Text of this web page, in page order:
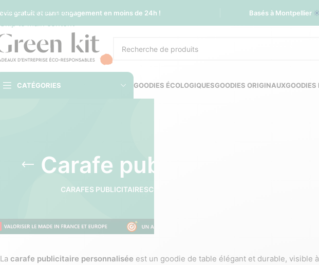
Sauter à la navigation
Skip to main content
gratuit et sans engagement en moins de 24h ! Basés à Montpellier
CATÉGORIES GOODIES ÉCOLOGIQUESGOODIES ORIGINAUX
Carafe publicitaire
CARAFES PUBLICITAIRESCUPS RÉUTILISABLES PERSONNALISÉS
La carafe publicitaire personnalisée est un goodie de table élégant et durable, visible